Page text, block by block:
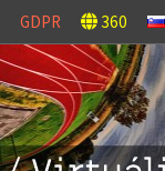
GDPR 360